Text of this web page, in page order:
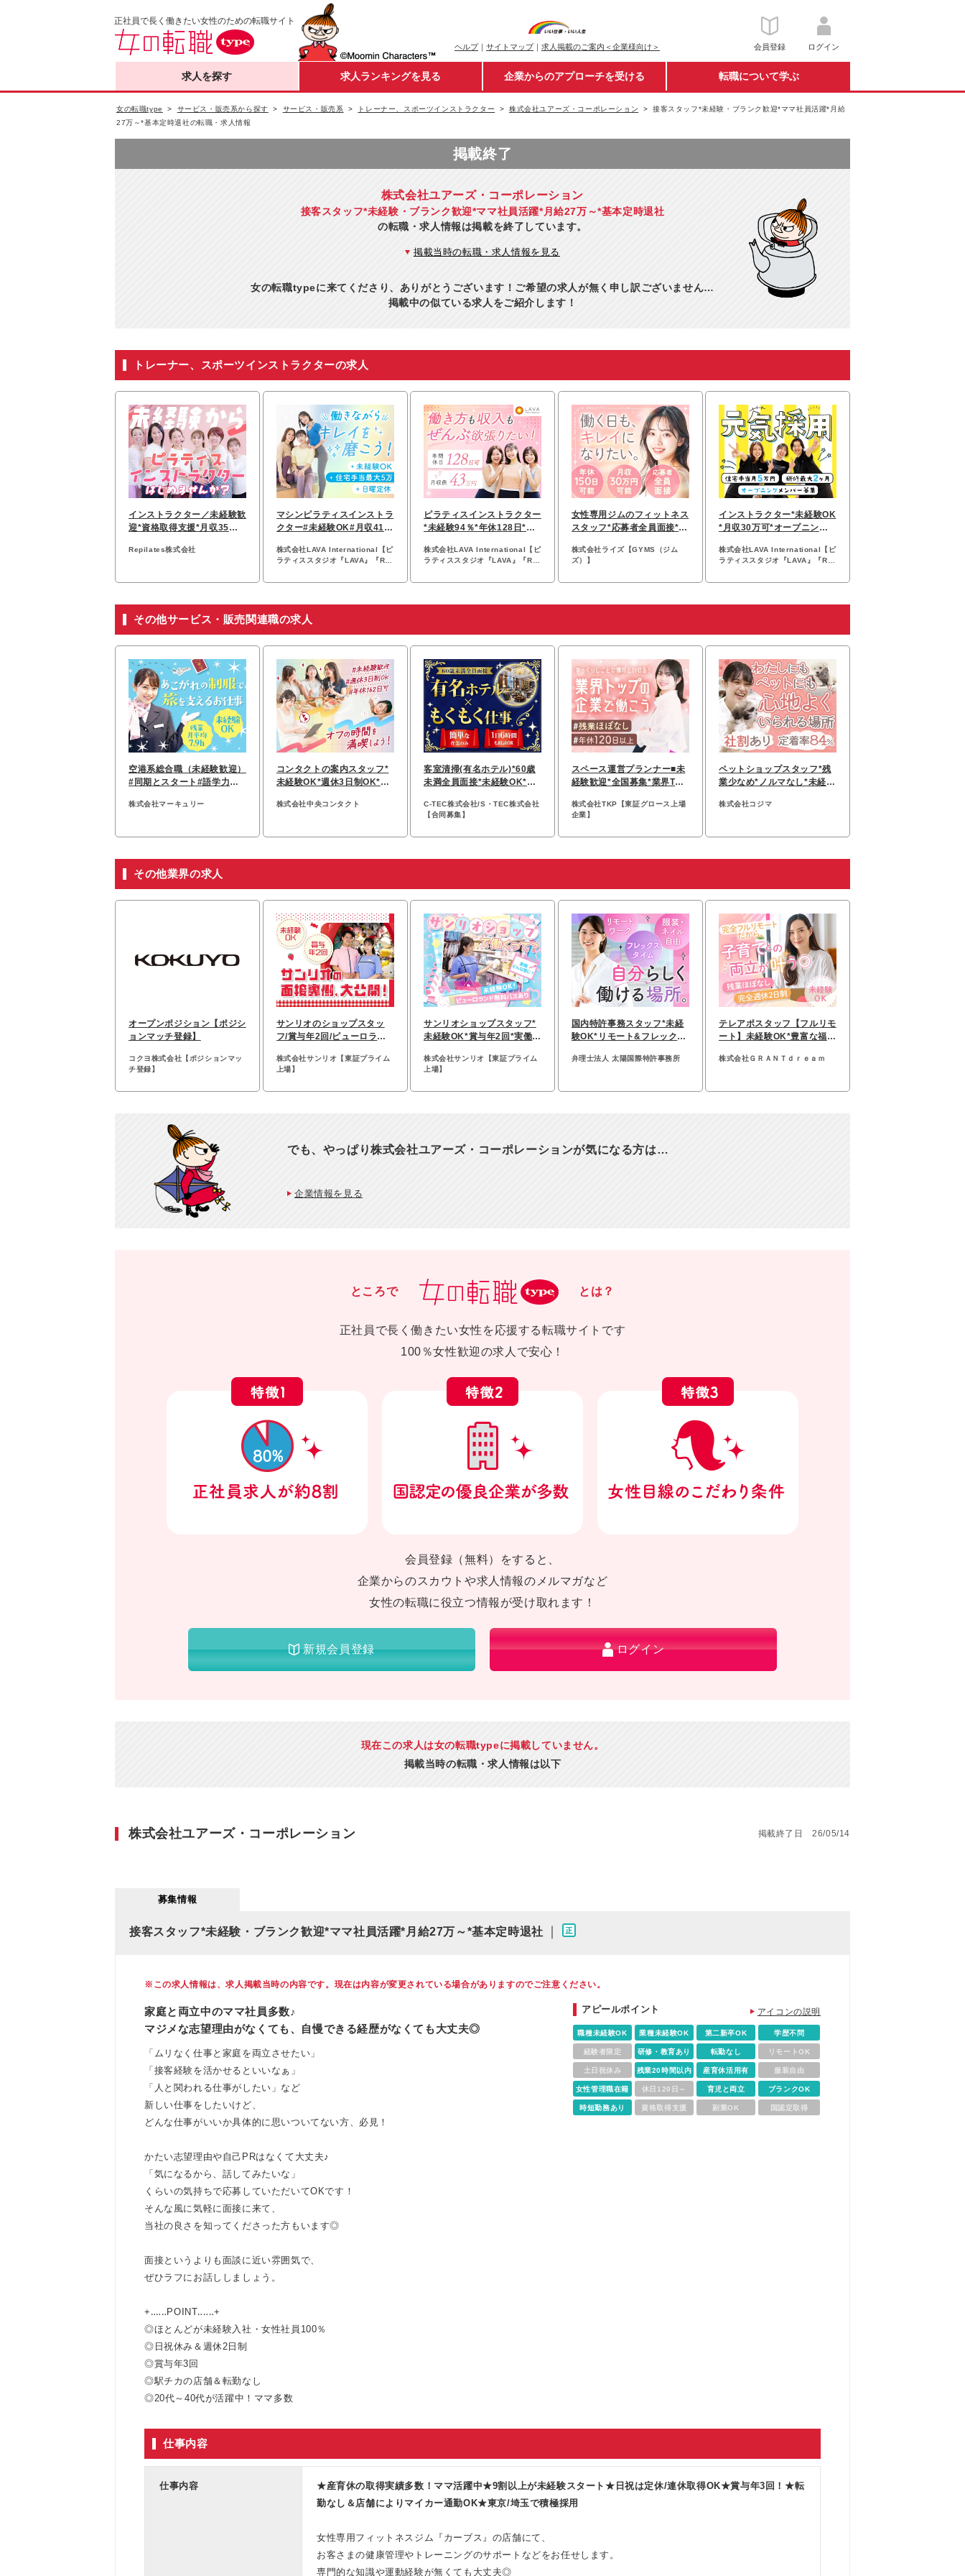
正社員で長く働きたい女性のための転職サイト
ヘルプ｜ サイトマップ｜ 求人掲載のご案内＜企業様向け＞ 会員登録 ログイン
求人を探す 求人ランキングを見る 企業からのアプローチを受ける 転職について学ぶ
女の転職type サービス・販売系から探す サービス・販売系 トレーナー、スポーツインストラクター 株式会社ユアーズ・コーポレーション
接客スタッフ*未経験・ブランク歓迎*ママ社員活躍*月給
27万～*基本定時退社の転職・求人情報
掲載終了
株式会社ユアーズ・コーポレーション
接客スタッフ*未経験・ブランク歓迎*ママ社員活躍*月給27万～*基本定時退社
の転職・求人情報は掲載を終了しています。
掲載当時の転職・求人情報を見る
女の転職typeに来てくださり、ありがとうございます！ご希望の求人が無く申し訳ございません…
掲載中の似ている求人をご紹介します！
トレーナー、スポーツインストラクターの求人
インストラクター／未経験歓
迎*資格取得支援*月収35万
Repilates株式会社
マシンピラティスインストラ
クター#未経験OK#月収41万
株式会社LAVA International【ピ
ラティススタジオ『LAVA』『Rin
ピラティスインストラクター
*未経験94％*年休128日*月
株式会社LAVA International【ピ
ラティススタジオ『LAVA』『Rin
女性専用ジムのフィットネス
スタッフ*応募者全員面接*未
株式会社ライズ【GYMS（ジム
ズ）】
インストラクター*未経験OK
*月収30万可*オープニング
株式会社LAVA International【ピ
ラティススタジオ『LAVA』『Rin
その他サービス・販売関連職の求人
空港系総合職（未経験歓迎）
#同期とスタート#語学力ゼ
株式会社マーキュリー
コンタクトの案内スタッフ*
未経験OK*週休3日制OK*残
株式会社中央コンタクト
客室清掃(有名ホテル)*60歳
未満全員面接*未経験OK*勤
C-TEC株式会社/S・TEC株式会社
【合同募集】
スペース運営プランナー■未
経験歓迎*全国募集*業界TOP
株式会社TKP【東証グロース上場
企業】
ペットショップスタッフ*残
業少なめ*ノルマなし*未経験
株式会社コジマ
その他業界の求人
オープンポジション【ポジシ
ョンマッチ登録】
コクヨ株式会社【ポジションマッ
チ登録】
サンリオのショップスタッ
フ/賞与年2回/ピューロラン
株式会社サンリオ【東証プライム
上場】
サンリオショップスタッフ*
未経験OK*賞与年2回*実働7.
株式会社サンリオ【東証プライム
上場】
国内特許事務スタッフ*未経
験OK*リモート&フレックス
弁理士法人 太陽国際特許事務所
テレアポスタッフ【フルリモ
ート】未経験OK*豊富な福利
株式会社ＧＲＡＮＴｄｒｅａｍ
でも、やっぱり株式会社ユアーズ・コーポレーションが気になる方は…
企業情報を見る
ところで とは？
正社員で長く働きたい女性を応援する転職サイトです
100％女性歓迎の求人で安心！
会員登録（無料）をすると、
企業からのスカウトや求人情報のメルマガなど
女性の転職に役立つ情報が受け取れます！
新規会員登録 ログイン
現在この求人は女の転職typeに掲載していません。
掲載当時の転職・求人情報は以下
株式会社ユアーズ・コーポレーション 掲載終了日 26/05/14
募集情報
接客スタッフ*未経験・ブランク歓迎*ママ社員活躍*月給27万～*基本定時退社
※この求人情報は、求人掲載当時の内容です。現在は内容が変更されている場合がありますのでご注意ください。
家庭と両立中のママ社員多数♪
マジメな志望理由がなくても、自慢できる経歴がなくても大丈夫◎
「ムリなく仕事と家庭を両立させたい」
「接客経験を活かせるといいなぁ」
「人と関われる仕事がしたい」など
新しい仕事をしたいけど、
どんな仕事がいいか具体的に思いついてない方、必見！
かたい志望理由や自己PRはなくて大丈夫♪
「気になるから、話してみたいな」
くらいの気持ちで応募していただいてOKです！
そんな風に気軽に面接に来て、
当社の良さを知ってくださった方もいます◎
面接というよりも面談に近い雰囲気で、
ぜひラフにお話ししましょう。
+‥‥‥POINT‥‥‥+
◎ほとんどが未経験入社・女性社員100％
◎日祝休み＆週休2日制
◎賞与年3回
◎駅チカの店舗＆転勤なし
◎20代～40代が活躍中！ママ多数
アピールポイント アイコンの説明
職種未経験OK 業種未経験OK 第二新卒OK 学歴不問
経験者限定 研修・教育あり 転勤なし リモートOK
土日祝休み 残業20時間以内 産育休活用有 服装自由
女性管理職在籍 休日120日～ 育児と両立 ブランクOK
時短勤務あり 資格取得支援 副業OK 国認定取得
仕事内容
仕事内容
★産育休の取得実績多数！ママ活躍中★9割以上が未経験スタート★日祝は定休/連休取得OK★賞与年3回！★転
勤なし＆店舗によりマイカー通勤OK★東京/埼玉で積極採用
女性専用フィットネスジム『カーブス』の店舗にて、
お客さまの健康管理やトレーニングのサポートなどをお任せします。
専門的な知識や運動経験が無くても大丈夫◎